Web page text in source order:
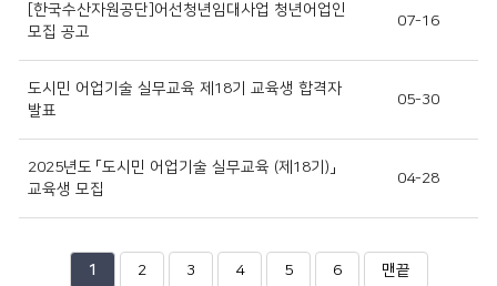
[한국수산자원공단]어선청년임대사업 청년어업인
모집 공고
07-16
도시민 어업기술 실무교육 제18기 교육생 합격자
발표
05-30
2025년도 「도시민 어업기술 실무교육 (제18기)」
교육생 모집
04-28
열
1
페
2페
3페
4페
5페
6페
맨끝